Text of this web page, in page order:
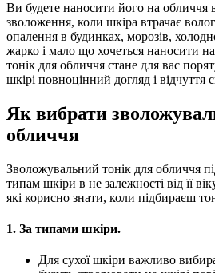
Ви будете наносити його на обличчя
зволоження, коли шкіра втрачає
опалення в будинках, морозів,
жарко і мало що хочеться наносити
тонік для обличчя стане для вас
шкірі повноцінний догляд і відчуття
Як вибрати
обличчя
Зволожувальний тонік для обличчя
типам шкіри в не залежності від її
які корисно знати, коли підбираєш
1. За типами шкіри.
Для сухої шкіри важливо